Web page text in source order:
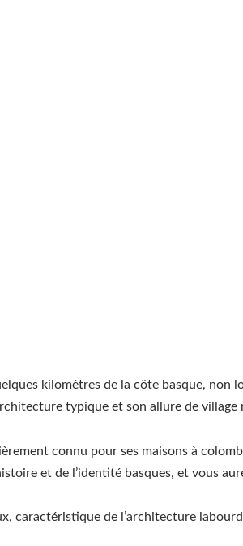
kilomètres de la côte basque, non
typique et son allure de village
connu pour ses maisons à
et de l’identité basques, et vous
caractéristique de l’architecture